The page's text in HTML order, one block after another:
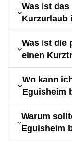
Was ist
Kurzurlaub
Was ist die
einen
Wo kann
Eguisheim
Warum
Eguisheim